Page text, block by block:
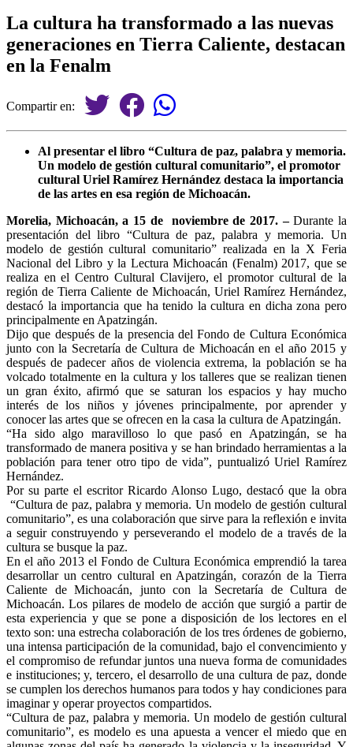
La cultura ha transformado a las nuevas
generaciones en Tierra Caliente, destacan
en la Fenalm
Compartir en:
Al presentar el libro “Cultura de paz, palabra y memoria.
Un modelo de gestión cultural comunitario”, el promotor
cultural Uriel Ramírez Hernández destaca la importancia
de las artes en esa región de Michoacán.
Morelia, Michoacán, a 15 de noviembre de 2017. –Durante la
presentación del libro “Cultura de paz, palabra y memoria. Un
modelo de gestión cultural comunitario” realizada en la X Feria
Nacional del Libro y la Lectura Michoacán (Fenalm) 2017, que se
realiza en el Centro Cultural Clavijero, el promotor cultural de la
región de Tierra Caliente de Michoacán, Uriel Ramírez Hernández,
destacó la importancia que ha tenido la cultura en dicha zona pero
principalmente en Apatzingán.
Dijo que después de la presencia del Fondo de Cultura Económica
junto con la Secretaría de Cultura de Michoacán en el año 2015 y
después de padecer años de violencia extrema, la población se ha
volcado totalmente en la cultura y los talleres que se realizan tienen
un gran éxito, afirmó que se saturan los espacios y hay mucho
interés de los niños y jóvenes principalmente, por aprender y
conocer las artes que se ofrecen en la casa la cultura de Apatzingán.
“Ha sido algo maravilloso lo que pasó en Apatzingán, se ha
transformado de manera positiva y se han brindado herramientas a la
población para tener otro tipo de vida”, puntualizó Uriel Ramírez
Hernández.
Por su parte el escritor Ricardo Alonso Lugo, destacó que la obra
“Cultura de paz, palabra y memoria. Un modelo de gestión cultural
comunitario”, es una colaboración que sirve para la reflexión e invita
a seguir construyendo y perseverando el modelo de a través de la
cultura se busque la paz.
En el año 2013 el Fondo de Cultura Económica emprendió la tarea
desarrollar un centro cultural en Apatzingán, corazón de la Tierra
Caliente de Michoacán, junto con la Secretaría de Cultura de
Michoacán. Los pilares de modelo de acción que surgió a partir de
esta experiencia y que se pone a disposición de los lectores en el
texto son: una estrecha colaboración de los tres órdenes de gobierno,
una intensa participación de la comunidad, bajo el convencimiento y
el compromiso de refundar juntos una nueva forma de comunidades
e instituciones; y, tercero, el desarrollo de una cultura de paz, donde
se cumplen los derechos humanos para todos y hay condiciones para
imaginar y operar proyectos compartidos.
“Cultura de paz, palabra y memoria. Un modelo de gestión cultural
comunitario”, es modelo es una apuesta a vencer el miedo que en